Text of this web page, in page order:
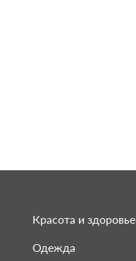
Красота и здоровье
Одежда